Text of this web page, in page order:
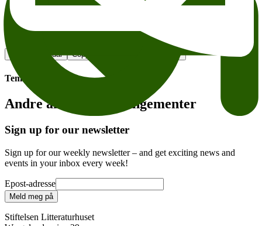
Videoene er ikke lenger tilgjengelige.
Litteraturhuset Digitalt Gratis - digitalt Litteraturhuset strømmer
Add to calendar Copy link About accesesibility
Tema:
Andre anbefalte arrangementer
Sign up for our newsletter
Sign up for our weekly newsletter – and get exciting news and
events in your inbox every week!
Epost-adresse
Meld meg på
Stiftelsen Litteraturhuset